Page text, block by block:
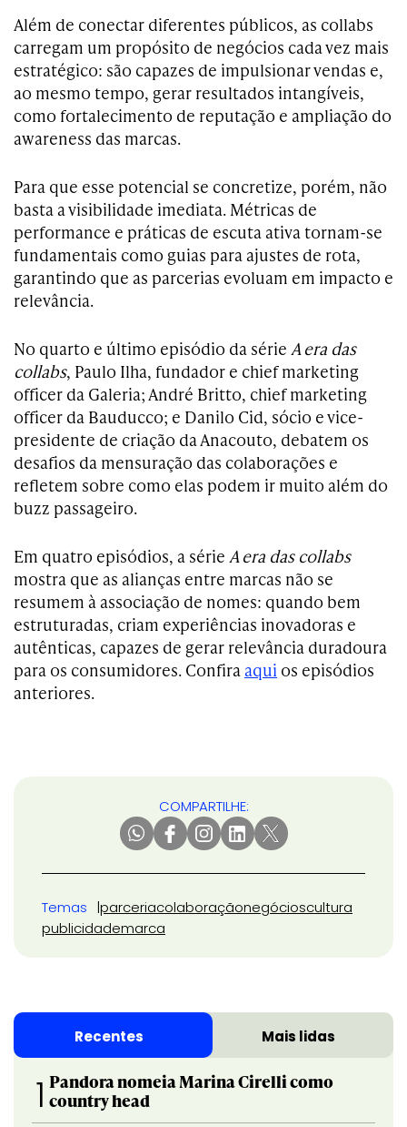
Além de conectar diferentes públicos, as collabs
carregam um propósito de negócios cada vez mais
estratégico: são capazes de impulsionar vendas e,
ao mesmo tempo, gerar resultados intangíveis,
como fortalecimento de reputação e ampliação do
awareness das marcas.
Para que esse potencial se concretize, porém, não
basta a visibilidade imediata. Métricas de
performance e práticas de escuta ativa tornam-se
fundamentais como guias para ajustes de rota,
garantindo que as parcerias evoluam em impacto e
relevância.
No quarto e último episódio da série A era das
collabs, Paulo Ilha, fundador e chief marketing
officer da Galeria; André Britto, chief marketing
officer da Bauducco; e Danilo Cid, sócio e vice-
presidente de criação da Anacouto, debatem os
desafios da mensuração das colaborações e
refletem sobre como elas podem ir muito além do
buzz passageiro.
Em quatro episódios, a série A era das collabs
mostra que as alianças entre marcas não se
resumem à associação de nomes: quando bem
estruturadas, criam experiências inovadoras e
autênticas, capazes de gerar relevância duradoura
para os consumidores. Confira aqui os episódios
anteriores.
COMPARTILHE:
Temas parceriacolaboraçãonegócioscultura
publicidademarca
Recentes Mais lidas
1 Pandora nomeia Marina Cirelli como
country head